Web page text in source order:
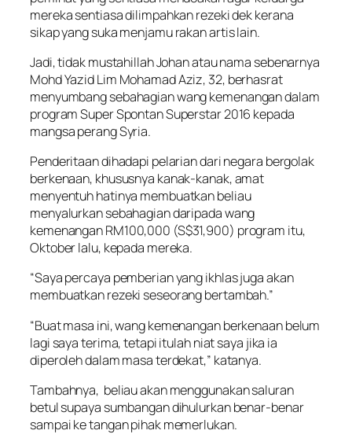
mereka sentiasa dilimpahkan rezeki dek kerana
sikap yang suka menjamu rakan artis lain.
Jadi, tidak mustahillah Johan atau nama sebenarnya
Mohd Yazid Lim Mohamad Aziz, 32, berhasrat
menyumbang sebahagian wang kemenangan dalam
program Super Spontan Superstar 2016 kepada
mangsa perang Syria.
Penderitaan dihadapi pelarian dari negara bergolak
berkenaan, khususnya kanak-kanak, amat
menyentuh hatinya membuatkan beliau
menyalurkan sebahagian daripada wang
kemenangan RM100,000 (S$31,900) program itu,
Oktober lalu, kepada mereka.
“Saya percaya pemberian yang ikhlas juga akan
membuatkan rezeki seseorang bertambah.”
“Buat masa ini, wang kemenangan berkenaan belum
lagi saya terima, tetapi itulah niat saya jika ia
diperoleh dalam masa terdekat,” katanya.
Tambahnya, beliau akan menggunakan saluran
betul supaya sumbangan dihulurkan benar-benar
sampai ke tangan pihak memerlukan.